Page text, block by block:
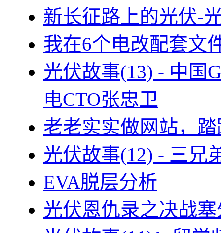
新长征路上的光伏-
我在6个电改配套文
光伏故事(13) - 中国
电CTO张忠卫
老老实实做网站，
光伏故事(12) - 三兄
EVA脱层分析
光伏恩仇录之决战